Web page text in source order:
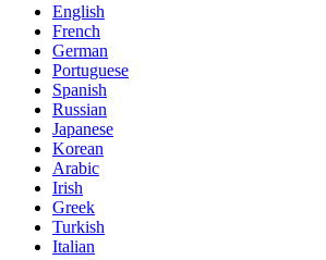
English
French
German
Portuguese
Spanish
Russian
Japanese
Korean
Arabic
Irish
Greek
Turkish
Italian